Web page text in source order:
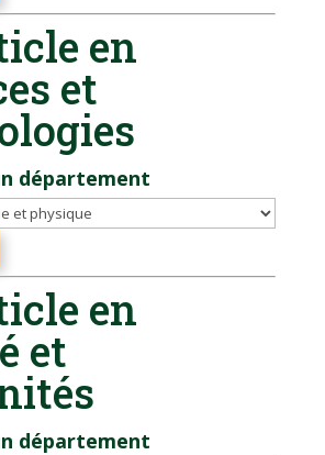
en
et
département
en
et
département